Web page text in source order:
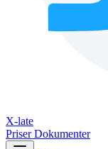
X-late
PriserDokumenter